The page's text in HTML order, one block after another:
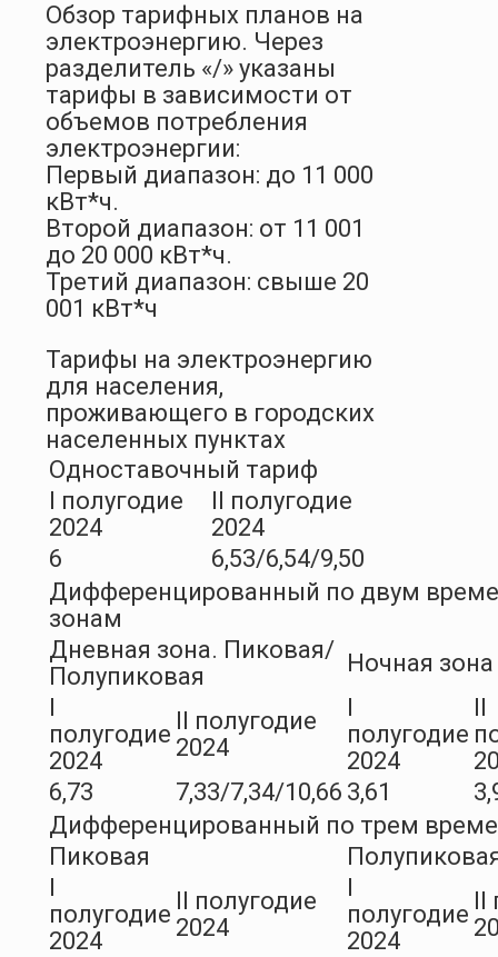
Обзор тарифных планов на
электроэнергию. Через
разделитель «/» указаны
тарифы в зависимости от
объемов потребления
электроэнергии:
Первый диапазон: до 11 000
кВт*ч.
Второй диапазон: от 11 001
до 20 000 кВт*ч.
Третий диапазон: свыше 20
001 кВт*ч
Тарифы на электроэнергию
для населения,
проживающего в городских
населенных пунктах
Одноставочный тариф
I полугодие
2024
II полугодие
2024
6
6,53/6,54/9,50
Дифференцированный по двум
зонам
Дневная зона. Пиковая/
Полупиковая
Ночная зона
полугодие
2024
II полугодие
2024
полугодие
2024
6,73
7,33/7,34/10,66 3,61
Дифференцированный по трем
Пиковая
полугодие
2024
II полугодие
2024
полугодие
2024